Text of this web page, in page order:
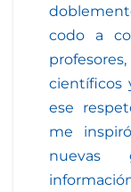
codo a
científicos
ese
me
nuevas